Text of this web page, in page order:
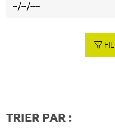
TRIER PAR :